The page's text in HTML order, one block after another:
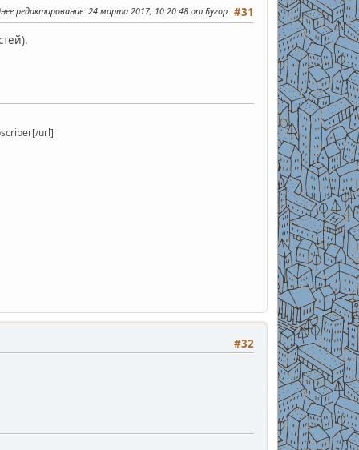
#31
редактирование: 24 марта 2017, 10:20:48 от Бугор
url]
#32